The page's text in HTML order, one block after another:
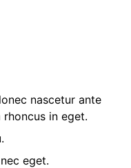
nascetur ante
rhoncus in eget.
eget.